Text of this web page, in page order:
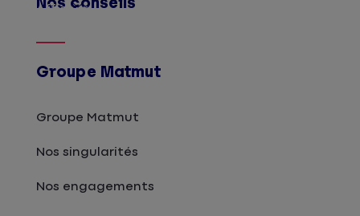
Afficher
Groupe Matmut
Groupe Matmut
Nos singularités
Nos engagements